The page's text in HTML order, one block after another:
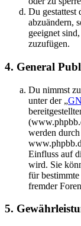
Du gestattest
abzuändern,
geeignet
zuzufügen.
4. General
Du nimmst
unter der „
werden
Einfluss auf
wird. Sie
für
fremder
5.